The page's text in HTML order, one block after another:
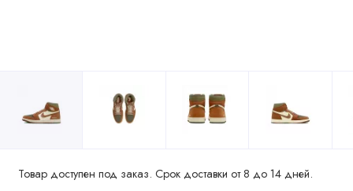
Товар доступен под заказ. Срок доставки от 8 до 14 дней.